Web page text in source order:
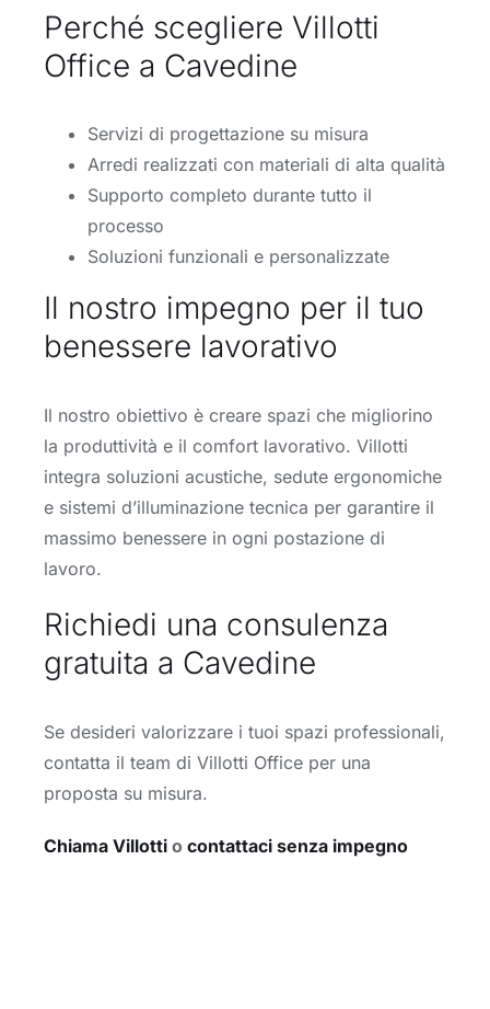
Perché scegliere Villotti
Office a Cavedine
Servizi di progettazione su misura
Arredi realizzati con materiali di alta qualità
Supporto completo durante tutto il
processo
Soluzioni funzionali e personalizzate
Il nostro impegno per il tuo
benessere lavorativo
Il nostro obiettivo è creare spazi che migliorino
la produttività e il comfort lavorativo. Villotti
integra soluzioni acustiche, sedute ergonomiche
e sistemi d’illuminazione tecnica per garantire il
massimo benessere in ogni postazione di
lavoro.
Richiedi una consulenza
gratuita a Cavedine
Se desideri valorizzare i tuoi spazi professionali,
contatta il team di Villotti Office per una
proposta su misura.
Chiama Villotti o contattaci senza impegno